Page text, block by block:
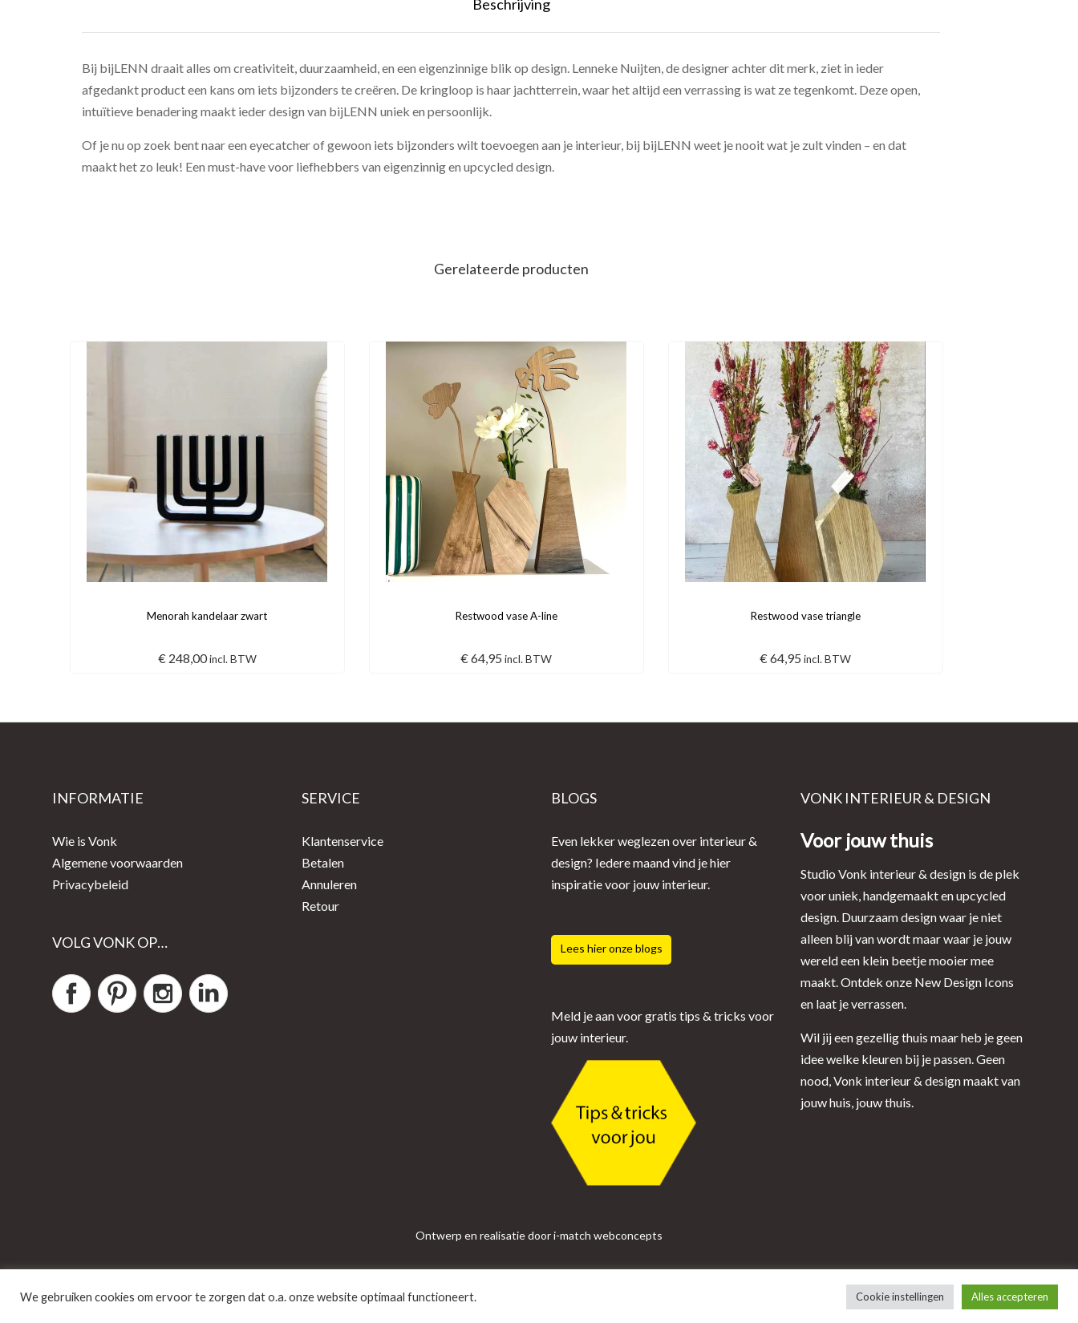
Beschrijving
Bij bijLENN draait alles om creativiteit, duurzaamheid, en een eigenzinnige blik op design. Lenneke Nuijten, de designer achter dit merk, ziet in ieder
afgedankt product een kans om iets bijzonders te creëren. De kringloop is haar jachtterrein, waar het altijd een verrassing is wat ze tegenkomt. Deze open,
intuïtieve benadering maakt ieder design van bijLENN uniek en persoonlijk.
Of je nu op zoek bent naar een eyecatcher of gewoon iets bijzonders wilt toevoegen aan je interieur, bij bijLENN weet je nooit wat je zult vinden – en dat
maakt het zo leuk! Een must-have voor liefhebbers van eigenzinnig en upcycled design.
Gerelateerde producten
Menorah kandelaar zwart
€248,00incl. BTW
Restwood vase A-line
€64,95 incl. BTW
Restwood vase triangle
€64,95 incl. BTW
INFORMATIE
Wie is Vonk
Algemene voorwaarden
Privacybeleid
VOLG VONK OP…
SERVICE
Klantenservice
Betalen
Annuleren
Retour
BLOGS
Even lekker weglezen over interieur &
design? Iedere maand vind je hier
inspiratie voor jouw interieur.
Lees hier onze blogs
Meld je aan voor gratis tips & tricks voor
jouw interieur.
VONK INTERIEUR & DESIGN
Voor jouw thuis
Studio Vonk interieur & design is de plek
voor uniek, handgemaakt en upcycled
design. Duurzaam design waar je niet
alleen blij van wordt maar waar je jouw
wereld een klein beetje mooier mee
maakt. Ontdek onze New Design Icons
en laat je verrassen.
Wil jij een gezellig thuis maar heb je geen
idee welke kleuren bij je passen. Geen
nood, Vonk interieur & design maakt van
jouw huis, jouw thuis.
Ontwerp en realisatie door i-match webconcepts
We gebruiken cookies om ervoor te zorgen dat o.a. onze website optimaal functioneert. Cookie instellingen Alles accepteren